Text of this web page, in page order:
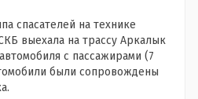
спасателей на технике
выехала на трассу Аркалык
с пассажирами (7
были сопровождены